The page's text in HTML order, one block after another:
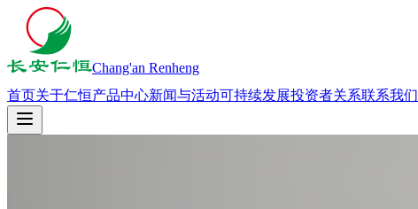
Chang'an Renheng
首页关于仁恒产品中心新闻与活动可持续发展投资者关系联系我们